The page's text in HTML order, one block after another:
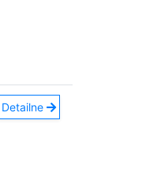
Detailne